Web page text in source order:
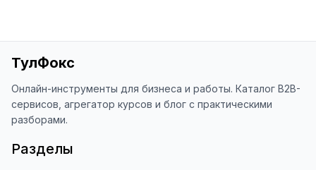
ТулФокс
Онлайн-инструменты для бизнеса и работы. Каталог B2B-
сервисов, агрегатор курсов и блог с практическими
разборами.
Разделы